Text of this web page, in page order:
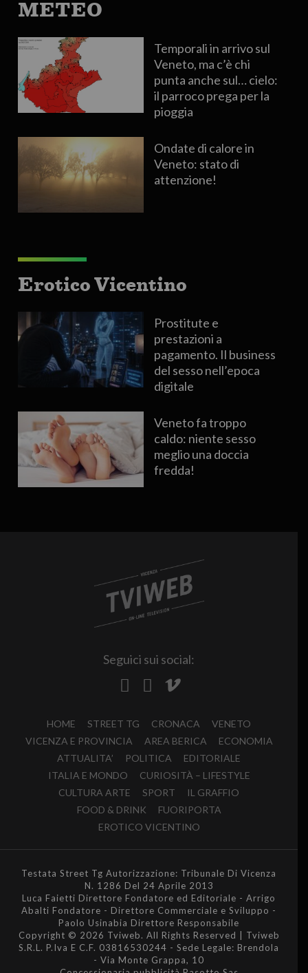
METEO
Temporali in arrivo sul
Veneto, ma c’è chi
punta anche sul… cielo:
il parroco prega per la
pioggia
Ondate di calore in
Veneto: stato di
attenzione!
Erotico Vicentino
Prostitute e
prestazioni a
pagamento. Il business
del sesso nell’epoca
digitale
Veneto fa troppo
caldo: niente sesso
meglio una doccia
fredda!
Seguici sui social:
HOME STREET TG CRONACA
VENETO
VICENZA E PROVINCIA
AREA BERICA
ECONOMIA
ATTUALITA’
POLITICA
EDITORIALE
ITALIA E MONDO
CURIOSITÀ – LIFESTYLE
CULTURA ARTE
SPORT
IL GRAFFIO
FOOD & DRINK
FUORIPORTA
EROTICO VICENTINO
Testata Street Tg Autorizzazione: Tribunale Di Vicenza
N. 1286 Del 24 Aprile 2013
Luca Faietti Direttore Fondatore ed Editoriale - Arrigo
Abalti Fondatore - Direttore Commerciale e Sviluppo -
Paolo Usinabia Direttore Responsabile
Copyright © 2026 Tviweb. All Rights Reserved | Tviweb
S.R.L. P.Iva E C.F. 03816530244 - Sede Legale: Brendola
- Via Monte Grappa, 10